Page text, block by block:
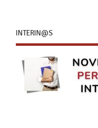
INTERIN@S